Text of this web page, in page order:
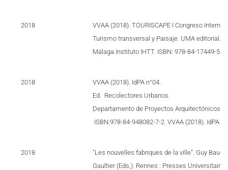
2018
VVAA (2018). TOURISCAPE I Congreso
Turismo transversal y Paisaje. UMA editorial.
Málaga Instituto IHTT. ISBN: 978-84-17449-
2018
VVAA (2018). IdPA n°04.
Ed. Recolectores Urbanos.
Departamento de Proyectos Arquitectónicos.
ISBN:978-84-948082-7-2. VVAA (2018). IdPA
2018
"Les nouvelles fabriques de la ville". Guy
Gaultier (Eds,). Rennes : Presses